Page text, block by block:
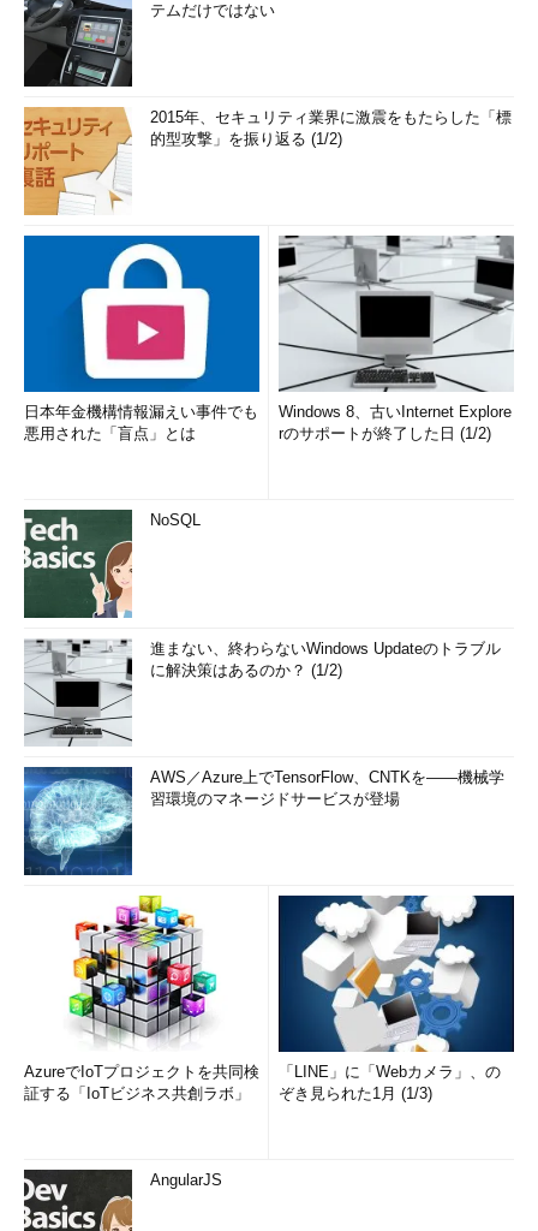
テムだけではない
2015年、セキュリティ業界に激震をもたらした「標
的型攻撃」を振り返る (1/2)
日本年金機構情報漏えい事件でも
悪用された「盲点」とは
Windows 8、古いInternet Explore
rのサポートが終了した日 (1/2)
NoSQL
進まない、終わらないWindows Updateのトラブル
に解決策はあるのか？ (1/2)
AWS／Azure上でTensorFlow、CNTKを――機械学
習環境のマネージドサービスが登場
AzureでIoTプロジェクトを共同検
証する「IoTビジネス共創ラボ」
「LINE」に「Webカメラ」、の
ぞき見られた1月 (1/3)
AngularJS